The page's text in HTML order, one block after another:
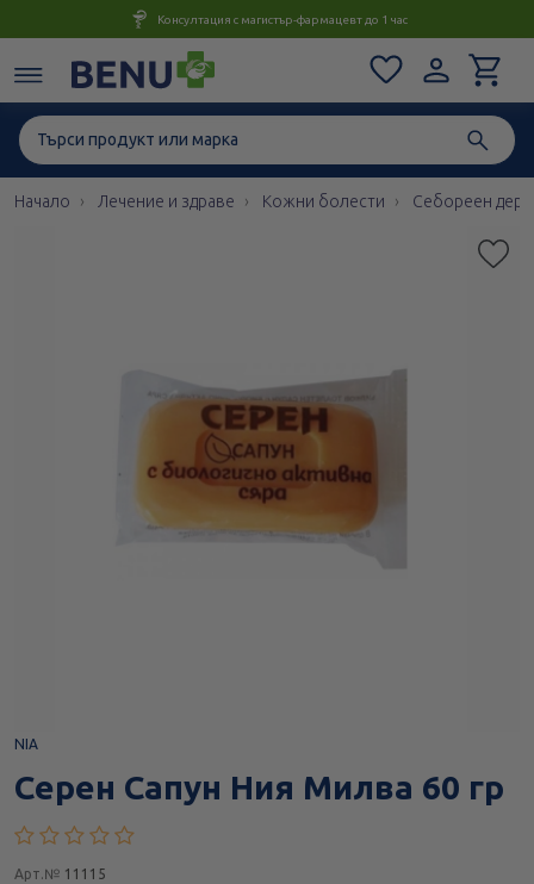
Консултация с магистър-фармацевт до 1 час
Начало Лечение и здраве Кожни болести Себореен
NIA
Серен Сапун Ния Милва 60 гр
Арт.№ 11115